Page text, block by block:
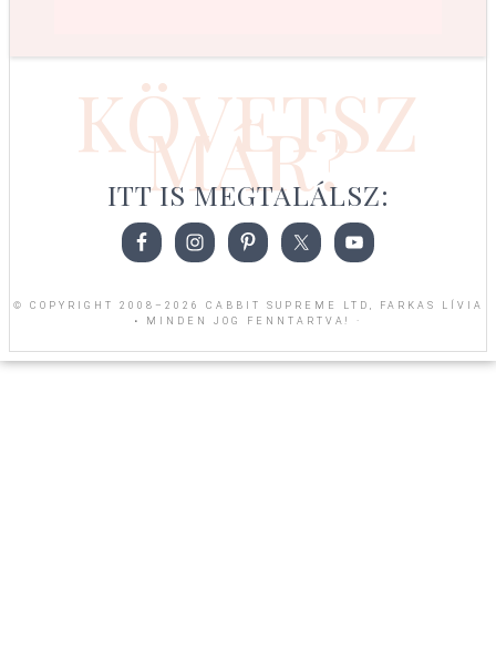
KÖVETSZ
MÁR?
ITT IS MEGTALÁLSZ:
© COPYRIGHT 2008–2026 CABBIT SUPREME LTD, FARKAS LÍVIA
• MINDEN JOG FENNTARTVA! ·